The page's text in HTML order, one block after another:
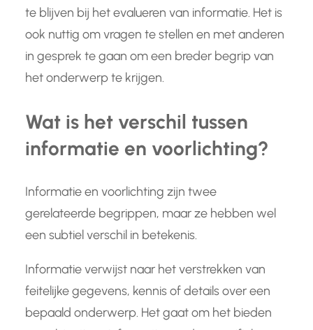
te blijven bij het evalueren van informatie. Het is
ook nuttig om vragen te stellen en met anderen
in gesprek te gaan om een breder begrip van
het onderwerp te krijgen.
Wat is het verschil tussen
informatie en voorlichting?
Informatie en voorlichting zijn twee
gerelateerde begrippen, maar ze hebben wel
een subtiel verschil in betekenis.
Informatie verwijst naar het verstrekken van
feitelijke gegevens, kennis of details over een
bepaald onderwerp. Het gaat om het bieden